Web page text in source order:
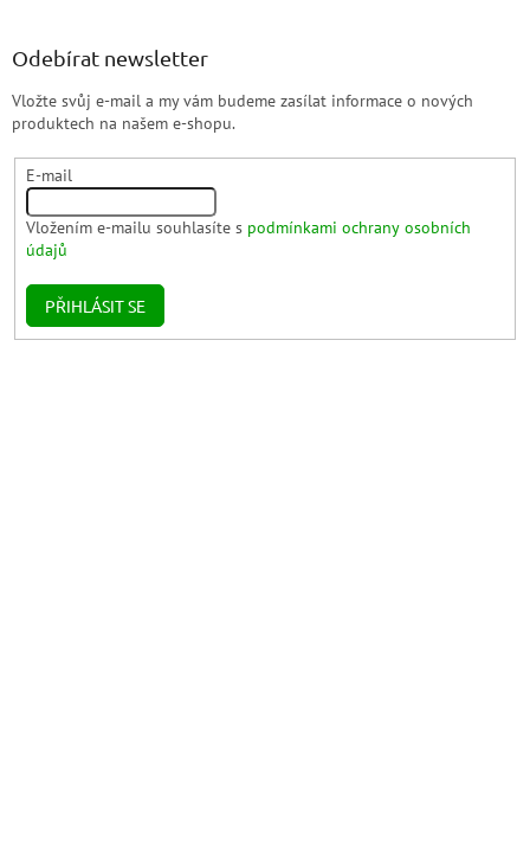
Odebírat newsletter
Vložte svůj e-mail a my vám budeme zasílat informace o nových
produktech na našem e-shopu.
E-mail
Vložením e-mailu souhlasíte s podmínkami ochrany osobních
údajů
PŘIHLÁSIT SE